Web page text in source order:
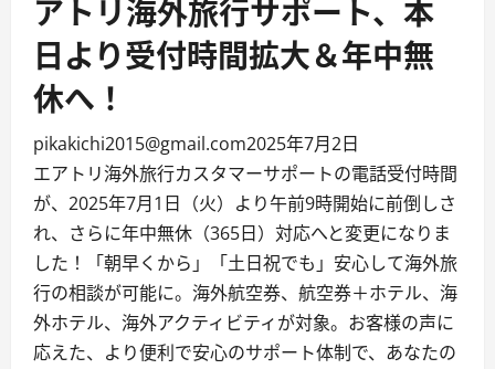
アトリ海外旅行サポート、本
日より受付時間拡大＆年中無
休へ！
pikakichi2015@gmail.com2025年7月2日
エアトリ海外旅行カスタマーサポートの電話受付時間
が、2025年7月1日（火）より午前9時開始に前倒しさ
れ、さらに年中無休（365日）対応へと変更になりま
した！「朝早くから」「土日祝でも」安心して海外旅
行の相談が可能に。海外航空券、航空券＋ホテル、海
外ホテル、海外アクティビティが対象。お客様の声に
応えた、より便利で安心のサポート体制で、あなたの